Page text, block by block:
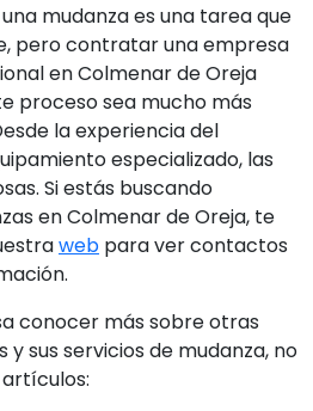
mudanza es una tarea que
pero contratar una empresa
en Colmenar de Oreja
proceso sea mucho más
la experiencia del
especializado, las
Si estás buscando
en Colmenar de Oreja, te
web para ver contactos
conocer más sobre otras
sus servicios de mudanza, no